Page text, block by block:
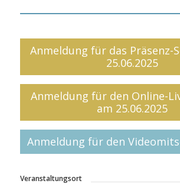
Anmeldung für das Präsenz-
25.06.2025
Anmeldung für den Online-
am 25.06.2025
Anmeldung für den
Veranstaltungsort